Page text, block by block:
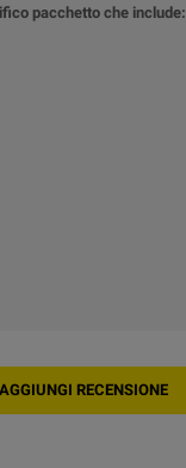
pacchetto che include:
AGGIUNGI RECENSIONE